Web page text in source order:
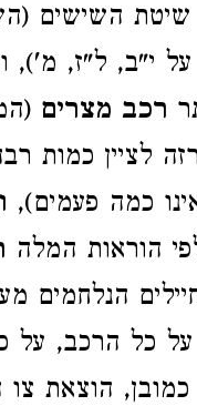
שיטת השישים
י"ב, ל"ז, מ'),
רכב מצרים
לציין כמות
כמה פעמים),
הוראות המלה
הנלחמים
כל הרכב, על
הוצאת צו